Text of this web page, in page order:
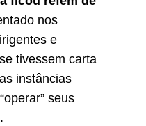
nos
e
tivessem carta
instâncias
seus